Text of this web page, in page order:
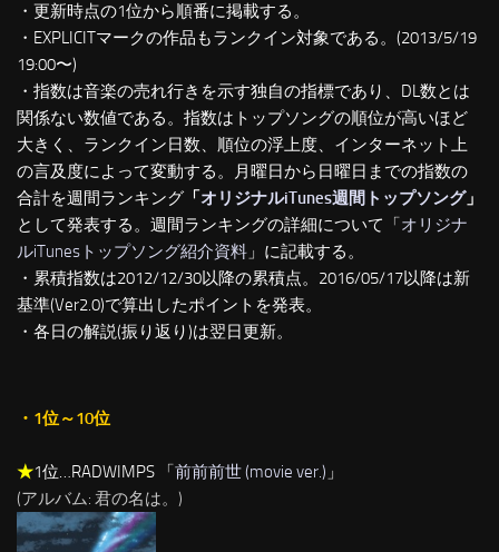
・更新時点の1位から順番に掲載する。
・EXPLICITマークの作品もランクイン対象である。(2013/5/19
19:00〜)
・指数は音楽の売れ行きを示す独自の指標であり、DL数とは
関係ない数値である。指数はトップソングの順位が高いほど
大きく、ランクイン日数、順位の浮上度、インターネット上
の言及度によって変動する。月曜日から日曜日までの指数の
合計を週間ランキング 「オリジナルiTunes週間トップソング」
として発表する。週間ランキングの詳細について「オリジナ
ルiTunesトップソング紹介資料 」に記載する。
・累積指数は2012/12/30以降の累積点。2016/05/17以降は新
基準(Ver2.0)で算出したポイントを発表。
・各日の解説(振り返り)は翌日更新。
・1位～10位
★1位…RADWIMPS 「前前前世 (movie ver.) 」
(アルバム: 君の名は。)